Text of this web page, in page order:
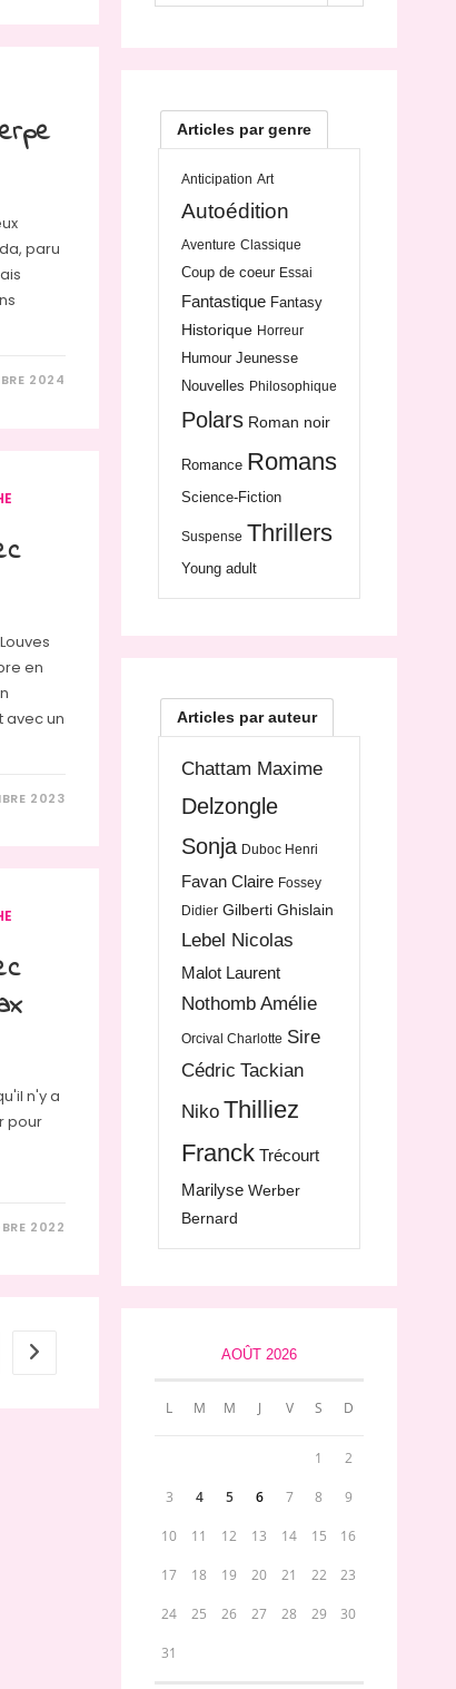
paru
2024
en
avec un
2023
n'y a
pour
2022
Aller à la page suivante
Articles par genre
Anticipation Art
Autoédition
Aventure Classique
Coup de coeur Essai
Fantastique Fantasy
Historique Horreur
Humour Jeunesse
Nouvelles Philosophique
Polars Roman noir
Romance Romans
Science-Fiction
Suspense Thrillers
Young adult
Articles par auteur
Chattam Maxime
Delzongle
Sonja Duboc Henri
Favan Claire Fossey
Didier Gilberti Ghislain
Lebel Nicolas
Malot Laurent
Nothomb Amélie
Orcival Charlotte Sire
Cédric Tackian
Niko Thilliez
Franck Trécourt
Marilyse Werber
Bernard
AOÛT 2026
L M M J V S D
1 2
3 4 5 6 7 8 9
10 11 12 13 14 15 16
17 18 19 20 21 22 23
24 25 26 27 28 29 30
31